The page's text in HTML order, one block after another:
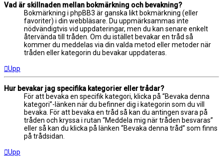
Vad är skillnaden mellan bokmärkning och bevakning?
Bokmärkning i phpBB3 är ganska likt bokmärkning (eller
favoriter) i din webbläsare. Du uppmärksammas inte
nödvändigtvis vid uppdateringar, men du kan senare enkelt
återvända till tråden. Om du istället bevakar en tråd så
kommer du meddelas via din valda metod eller metoder när
tråden eller kategorin du bevakar uppdateras.
Upp
Hur bevakar jag specifika kategorier eller trådar?
För att bevaka en specifik kategori, klicka på “Bevaka denna
kategori”-länken när du befinner dig i kategorin som du vill
bevaka. För att bevaka en tråd så kan du antingen svara på
tråden och kryssa i rutan “Meddela mig när tråden besvaras”
eller så kan du klicka på länken “Bevaka denna tråd” som finns
på trådsidan.
Upp